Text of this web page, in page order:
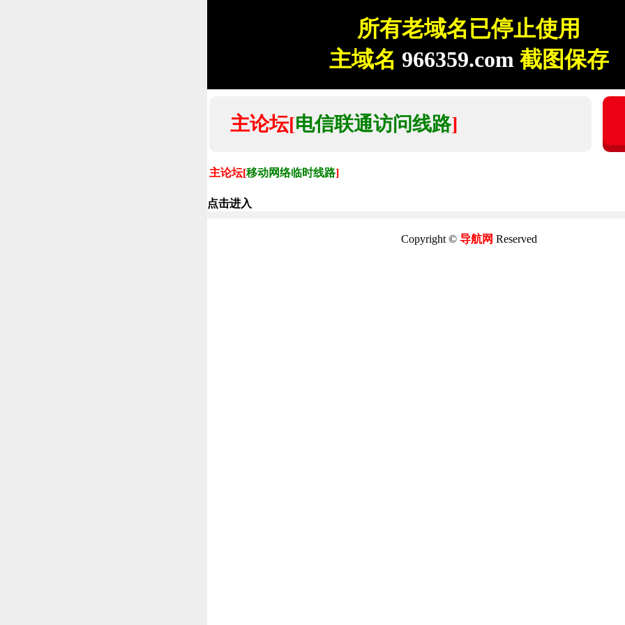
所有老域名已停止使用
主域名 966359.com 截图保存
主论坛[电信联通访问线路]
主论坛[移动网络临时线路]
点击进入
Copyright © 导航网 Reserved